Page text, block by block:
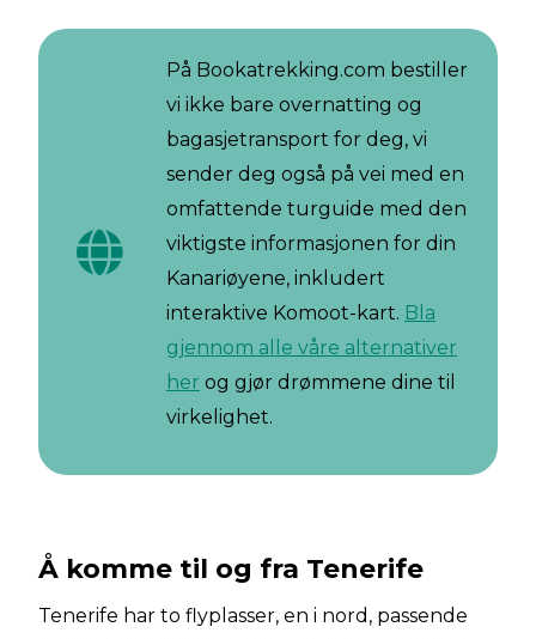
På Bookatrekking.com bestiller
vi ikke bare overnatting og
bagasjetransport for deg, vi
sender deg også på vei med en
omfattende turguide med den
viktigste informasjonen for din
Kanariøyene, inkludert
interaktive Komoot-kart. Bla
gjennom alle våre alternativer
her og gjør drømmene dine til
virkelighet.
Å komme til og fra Tenerife
Tenerife har to flyplasser, en i nord, passende